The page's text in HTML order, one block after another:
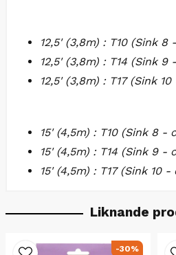
12,5' (3,8m) : T10 (Sink 8
12,5' (3,8m) : T14 (Sink 9
12,5' (3,8m) : T17 (Sink
15' (4,5m) : T10 (Sink 8 -
15' (4,5m) : T14 (Sink 9 -
15' (4,5m) : T17 (Sink 10
Liknande
-30%